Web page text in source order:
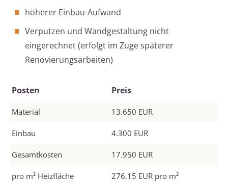
höherer Einbau-Aufwand
Verputzen und Wandgestaltung nicht
eingerechnet (erfolgt im Zuge späterer
Renovierungsarbeiten)
Posten Preis
Material 13.650 EUR
Einbau 4.300 EUR
Gesamtkosten 17.950 EUR
pro m² Heizfläche 276,15 EUR pro m²